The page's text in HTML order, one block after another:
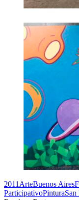
2011 ArteBuenos Aires
ParticipativoPinturaSan